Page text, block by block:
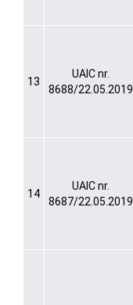
13
UAIC nr.
8688/22.05.2019
14
UAIC nr.
8687/22.05.2019